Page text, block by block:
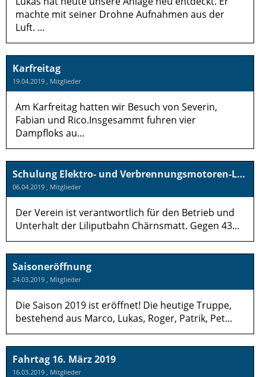
machte mit seiner Drohne Aufnahmen aus der
Luft. ...
Karfreitag
19.04.2019 , Mitglieder
Am Karfreitag hatten wir Besuch von Severin,
Fabian und Rico.Insgesammt fuhren vier
Dampfloks au...
Schulung Elektro- und Verbrennungsmotoren-Lokomotiven
06.04.2019 , Mitglieder
Der Verein ist verantwortlich für den Betrieb und
Unterhalt der Liliputbahn Chärnsmatt. Gegen 43...
Saisoneröffnung
24.03.2019 , Mitglieder
Die Saison 2019 ist eröffnet! Die heutige Truppe,
bestehend aus Marco, Lukas, Roger, Patrik, Pet...
Fahrtag 16. März 2019
16.03.2019 , Mitglieder